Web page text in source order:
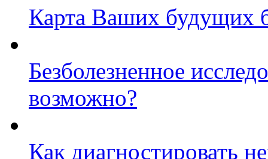
Карта Ваших будущих
Безболезненное
возможно?
Как диагностировать